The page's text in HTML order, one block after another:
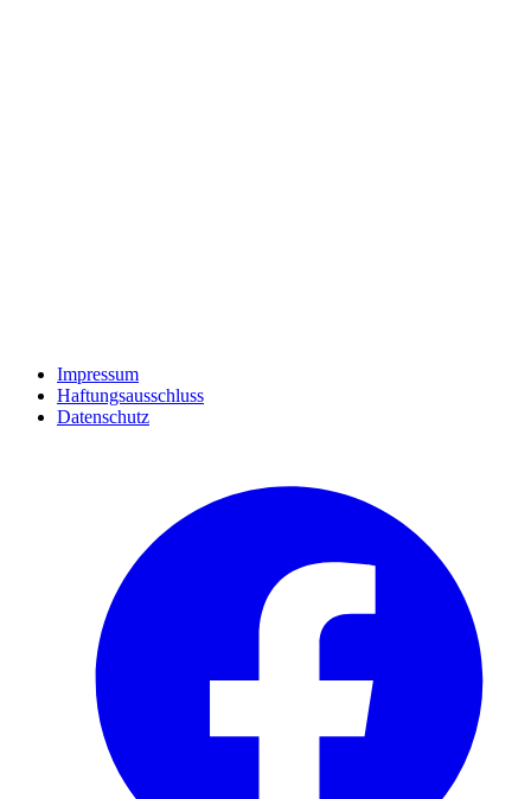
Impressum
Haftungsausschluss
Datenschutz